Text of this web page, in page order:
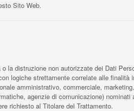
Sito Web.
la distruzione non autorizzate dei Dati
logiche strettamente correlate alle finalità
amministrativo, commerciale,
agenzie di comunicazione) nominati
richiesto al Titolare del Trattamento.